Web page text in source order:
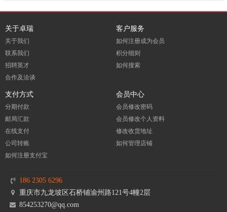
关于卓瑞
关于我们
联系我们
招聘英才
合作及洽谈
客户服务
如何注册成为会员
积分细则
如何搜索
支付方式
分期付款
邮局汇款
在线支付
公司转账
如何注册支付宝
会员中心
会员修改密码
会员修改个人资料
修改收货地址
如何管理店铺
186 2305 6296
重庆市九龙坡区石桥铺渝州路121号4幢2层
854253270@qq.com